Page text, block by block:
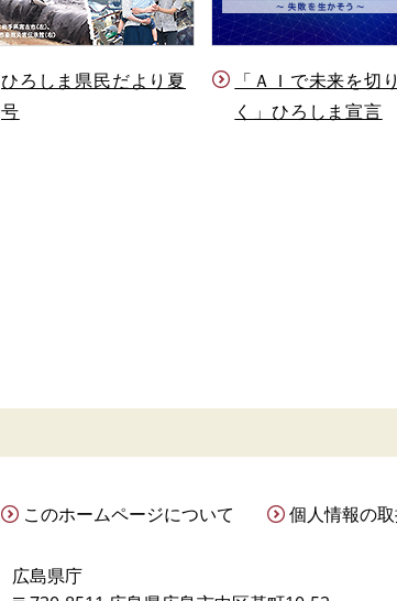
ひろしま県民だより夏
号
「ＡＩで未来を切
く」ひろしま宣言
このホームページについて 個人情報の
広島県庁